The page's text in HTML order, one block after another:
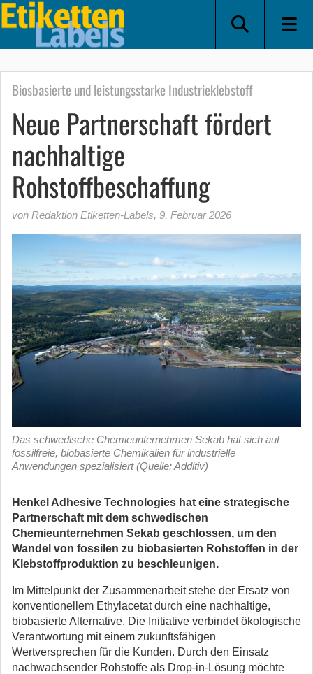
Biosbasierte und leistungsstarke Industrieklebstoff
Neue Partnerschaft fördert
nachhaltige
Rohstoffbeschaffung
von Redaktion Etiketten-Labels, 9. Februar 2026
Das schwedische Chemieunternehmen Sekab hat sich auf
fossilfreie, biobasierte Chemikalien für industrielle
Anwendungen spezialisiert (Quelle: Additiv)
Henkel Adhesive Technologies hat eine strategische
Partnerschaft mit dem schwedischen
Chemieunternehmen Sekab geschlossen, um den
Wandel von fossilen zu biobasierten Rohstoffen in der
Klebstoffproduktion zu beschleunigen.
Im Mittelpunkt der Zusammenarbeit stehe der Ersatz von
konventionellem Ethylacetat durch eine nachhaltige,
biobasierte Alternative. Die Initiative verbindet ökologische
Verantwortung mit einem zukunftsfähigen
Wertversprechen für die Kunden. Durch den Einsatz
nachwachsender Rohstoffe als Drop-in-Lösung möchte